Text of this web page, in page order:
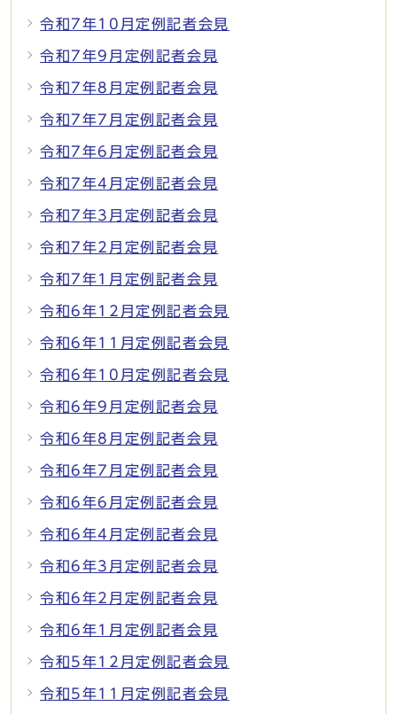
令和7年10月定例記者会見
令和7年9月定例記者会見
令和7年8月定例記者会見
令和7年7月定例記者会見
令和7年6月定例記者会見
令和7年4月定例記者会見
令和7年3月定例記者会見
令和7年2月定例記者会見
令和7年1月定例記者会見
令和6年12月定例記者会見
令和6年11月定例記者会見
令和6年10月定例記者会見
令和6年9月定例記者会見
令和6年8月定例記者会見
令和6年7月定例記者会見
令和6年6月定例記者会見
令和6年4月定例記者会見
令和6年3月定例記者会見
令和6年2月定例記者会見
令和6年1月定例記者会見
令和5年12月定例記者会見
令和5年11月定例記者会見